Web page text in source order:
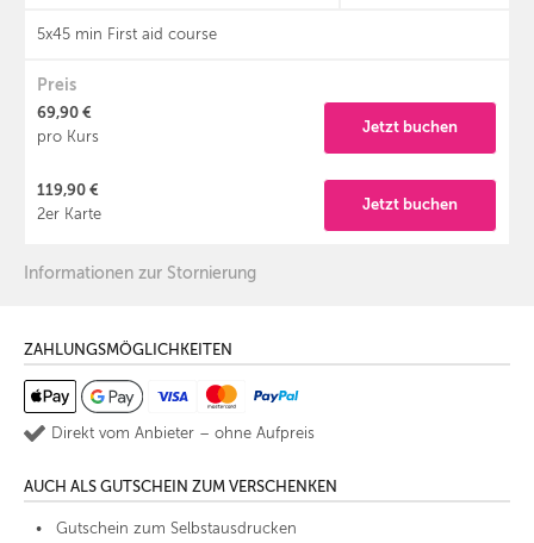
5x45 min First aid course
Preis
69,90 €
pro Kurs
Jetzt buchen
119,90 €
2er Karte
Jetzt buchen
Informationen zur Stornierung
ZAHLUNGSMÖGLICHKEITEN
Direkt vom Anbieter – ohne Aufpreis
AUCH ALS GUTSCHEIN ZUM VERSCHENKEN
Gutschein zum Selbstausdrucken